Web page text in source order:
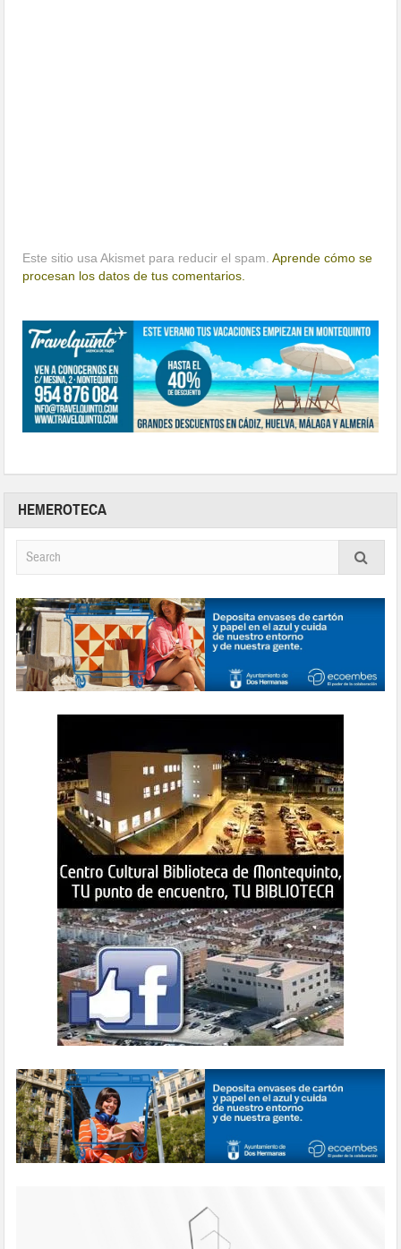
Este sitio usa Akismet para reducir el spam.Aprende cómo se
procesan los datos de tus comentarios.
HEMEROTECA